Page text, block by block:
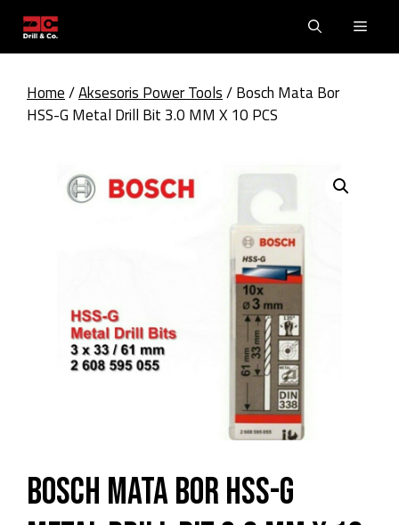
content
Home/Aksesoris Power Tools/ Bosch Mata Bor
HSS-G Metal Drill Bit 3.0 MM X 10 PCS
Bosch Mata Bor HSS-G